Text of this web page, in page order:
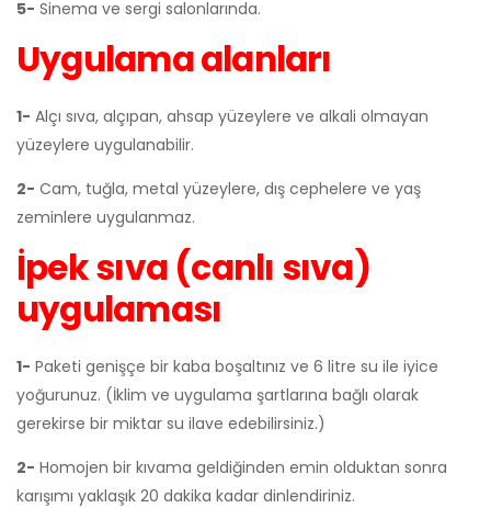
5- Sinema ve sergi salonlarında.
Uygulama alanları
1- Alçı sıva, alçıpan, ahsap yüzeylere ve alkali olmayan
yüzeylere uygulanabilir.
2- Cam, tuğla, metal yüzeylere, dış cephelere ve yaş
zeminlere uygulanmaz.
İpek sıva (canlı sıva)
uygulaması
1- Paketi genişçe bir kaba boşaltınız ve 6 litre su ile iyice
yoğurunuz. (İklim ve uygulama şartlarına bağlı olarak
gerekirse bir miktar su ilave edebilirsiniz.)
2- Homojen bir kıvama geldiğinden emin olduktan sonra
karışımı yaklaşık 20 dakika kadar dinlendiriniz.